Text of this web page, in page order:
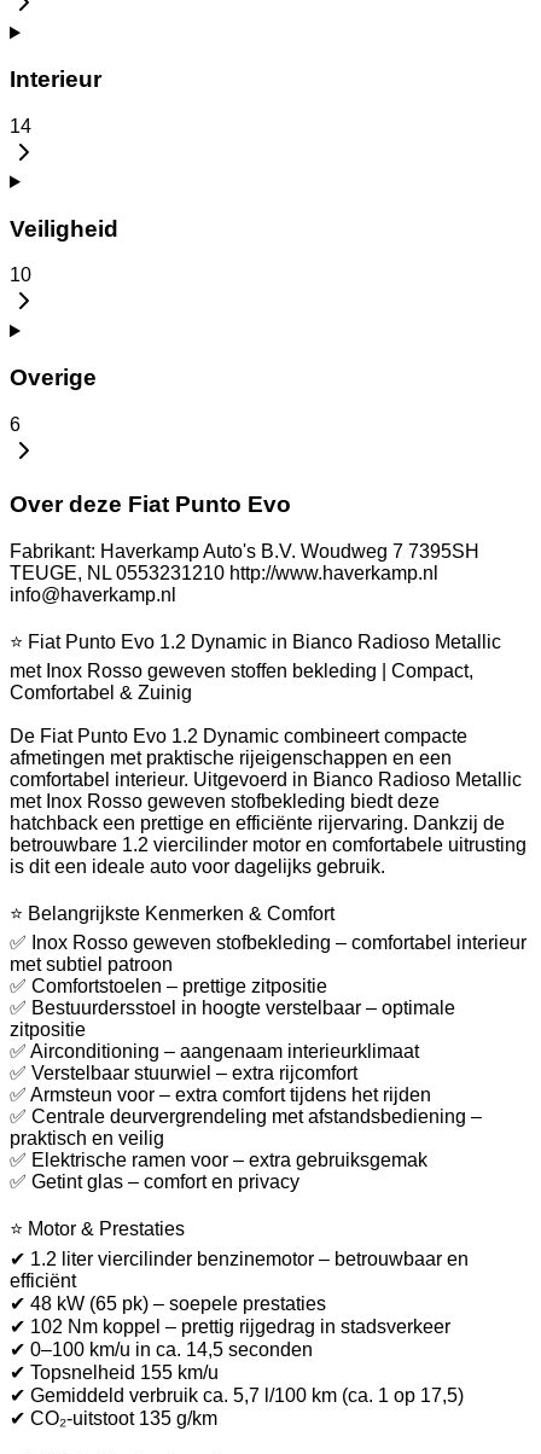
Interieur
14
Veiligheid
10
Overige
6
Over deze Fiat Punto Evo
Fabrikant: Haverkamp Auto's B.V. Woudweg 7 7395SH
TEUGE, NL 0553231210 http://www.haverkamp.nl
info@haverkamp.nl
⭐ Fiat Punto Evo 1.2 Dynamic in Bianco Radioso Metallic
met Inox Rosso geweven stoffen bekleding | Compact,
Comfortabel & Zuinig
De Fiat Punto Evo 1.2 Dynamic combineert compacte
afmetingen met praktische rijeigenschappen en een
comfortabel interieur. Uitgevoerd in Bianco Radioso Metallic
met Inox Rosso geweven stofbekleding biedt deze
hatchback een prettige en efficiënte rijervaring. Dankzij de
betrouwbare 1.2 viercilinder motor en comfortabele uitrusting
is dit een ideale auto voor dagelijks gebruik.
⭐ Belangrijkste Kenmerken & Comfort
✅ Inox Rosso geweven stofbekleding – comfortabel interieur
met subtiel patroon
✅ Comfortstoelen – prettige zitpositie
✅ Bestuurdersstoel in hoogte verstelbaar – optimale
zitpositie
✅ Airconditioning – aangenaam interieurklimaat
✅ Verstelbaar stuurwiel – extra rijcomfort
✅ Armsteun voor – extra comfort tijdens het rijden
✅ Centrale deurvergrendeling met afstandsbediening –
praktisch en veilig
✅ Elektrische ramen voor – extra gebruiksgemak
✅ Getint glas – comfort en privacy
⭐ Motor & Prestaties
✔ 1.2 liter viercilinder benzinemotor – betrouwbaar en
efficiënt
✔ 48 kW (65 pk) – soepele prestaties
✔ 102 Nm koppel – prettig rijgedrag in stadsverkeer
✔ 0–100 km/u in ca. 14,5 seconden
✔ Topsnelheid 155 km/u
✔ Gemiddeld verbruik ca. 5,7 l/100 km (ca. 1 op 17,5)
✔ CO₂-uitstoot 135 g/km